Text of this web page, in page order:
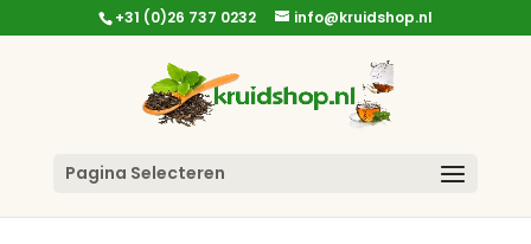
+31 (0)26 737 0232 info@kruidshop.nl
Pagina Selecteren